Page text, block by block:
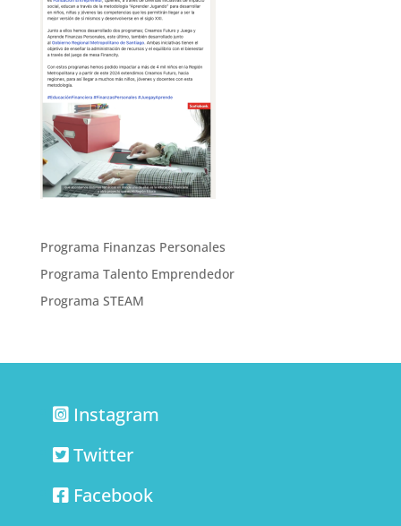
Programa Finanzas Personales
Programa Talento Emprendedor
Programa STEAM
Instagram
Twitter
Facebook